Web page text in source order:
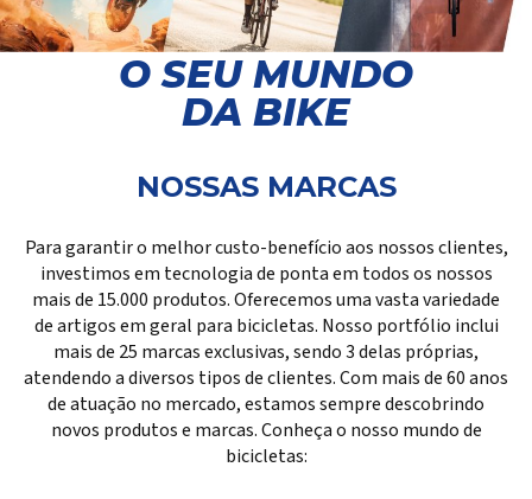
O SEU MUNDO
DA BIKE
NOSSAS MARCAS
Para garantir o melhor custo-benefício aos nossos clientes,
investimos em tecnologia de ponta em todos os nossos
mais de 15.000 produtos. Oferecemos uma vasta variedade
de artigos em geral para bicicletas. Nosso portfólio inclui
mais de 25 marcas exclusivas, sendo 3 delas próprias,
atendendo a diversos tipos de clientes. Com mais de 60 anos
de atuação no mercado, estamos sempre descobrindo
novos produtos e marcas. Conheça o nosso mundo de
bicicletas: